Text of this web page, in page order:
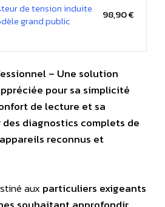
de tension induite
grand public
98,90 €
– Une solution
pour sa simplicité
de lecture et sa
diagnostics complets de
reconnus et
aux particuliers exigeants